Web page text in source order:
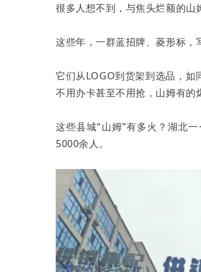
很多人想不到，与焦头烂额的山
这些年，一群蓝招牌、菱形标，
它们从LOGO到货架到选品，
不用办卡甚至不用抢，山姆有的
这些县城“山姆”有多火？湖北
5000余人。